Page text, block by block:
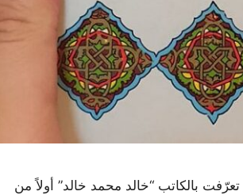
بالكاتب “خالد محمد خالد” أولاً من